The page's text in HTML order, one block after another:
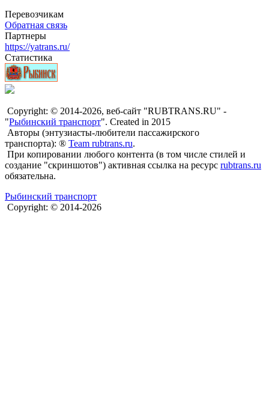
Перевозчикам
Обратная связь
Партнеры
https://yatrans.ru/
Статистика
Copyright: © 2014-2026, веб-сайт "RUBTRANS.RU" -
"Рыбинский транспорт". Created in 2015
Авторы (энтузиасты-любители пассажирского
транспорта): ® Team rubtrans.ru.
При копировании любого контента (в том числе стилей и
создание "скриншотов") активная ссылка на ресурс rubtrans.ru
обязательна.
Рыбинский транспорт
Copyright: © 2014-2026